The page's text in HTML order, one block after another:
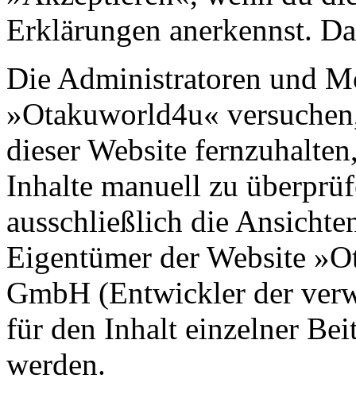
Erklärungen anerkennst.
Die Administratoren und
»Otakuworld4u«
dieser Website
Inhalte manuell zu
ausschließlich die
Eigentümer der Website
GmbH (Entwickler der
für den Inhalt einzelner
werden.